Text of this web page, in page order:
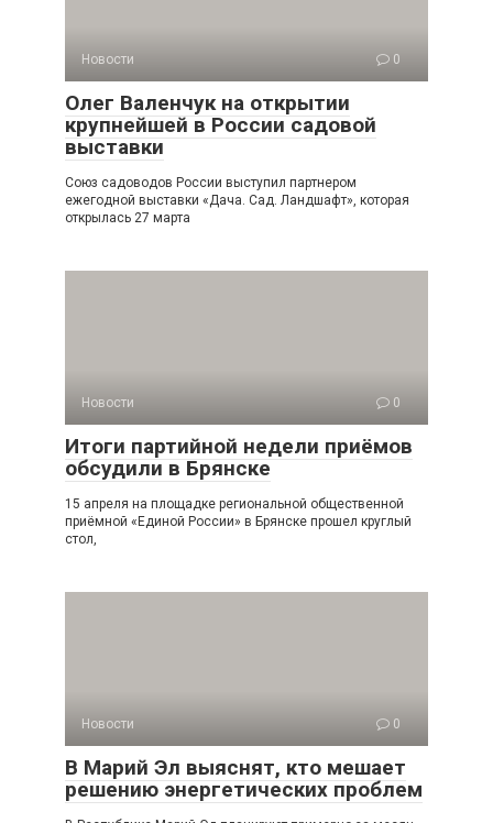
Новости 0
Олег Валенчук на открытии
крупнейшей в России садовой
выставки
Союз садоводов России выступил партнером
ежегодной выставки «Дача. Сад. Ландшафт», которая
открылась 27 марта
Новости 0
Итоги партийной недели приёмов
обсудили в Брянске
15 апреля на площадке региональной общественной
приёмной «Единой России» в Брянске прошел круглый
стол,
Новости 0
В Марий Эл выяснят, кто мешает
решению энергетических проблем